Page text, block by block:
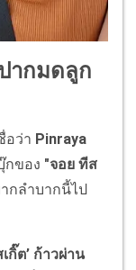
ากมดลูก
อว่า Pinraya
กของ "จอย ทีส
กลำบากนี้ไป
กิ๊ต’ ก้าวผ่าน